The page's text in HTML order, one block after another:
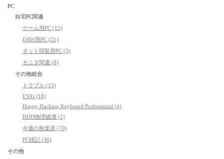
PC
自宅PC関連
ゲーム用PC (15)
DAW用PC (21)
ネット閲覧用PC (3)
モニタ関連 (8)
その他総合
トラブル (15)
ESXi (18)
Happy Hacking Keyboard Professional (4)
HDD物理破壊 (2)
今週の秋葉原 (70)
PC雑記 (36)
その他